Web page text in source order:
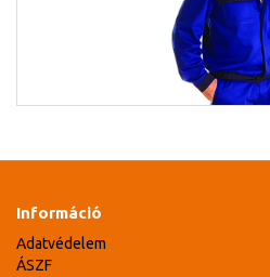
Információ
Adatvédelem
ÁSZF